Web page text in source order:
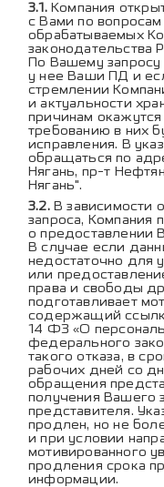
Компания
с Вами по
обрабатываемых
законодательства
По Вашему запросу
у нее Ваши ПД и
стремлении
и актуальности
причинам
требованию в них
исправления. В
обращаться по
Нягань, пр-т
Нягань".
В зависимости
запроса, Компания
о предоставлении
В случае если
недостаточно для
или
права и свободы
подготавливает
содержащий
14 ФЗ «О
федерального
такого отказа, в
рабочих дней со
обращения
получения Вашего
представителя.
продлен, но не
и при условии
мотивированного
продления срока
информации.